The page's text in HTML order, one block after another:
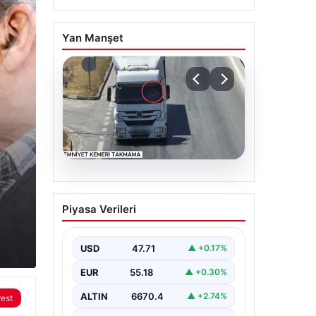
Yan Manşet
Otoyolda dron destekli
denetim: Bin 123 araca
Piyasa Verileri
USD 47.71 ▲ +0.17%
EUR 55.18 ▲ +0.30%
ALTIN 6670.4 ▲ +2.74%